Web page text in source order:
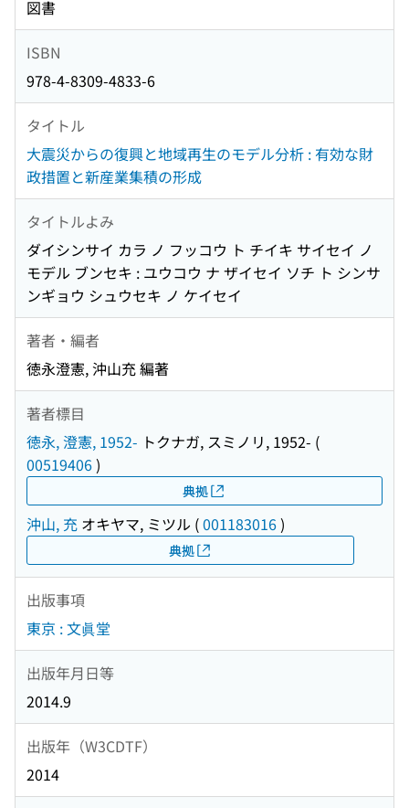
図書
ISBN
978-4-8309-4833-6
タイトル
大震災からの復興と地域再生のモデル分析 : 有効な財
政措置と新産業集積の形成
タイトルよみ
ダイシンサイ カラ ノ フッコウ ト チイキ サイセイ ノ
モデル ブンセキ : ユウコウ ナ ザイセイ ソチ ト シンサ
ンギョウ シュウセキ ノ ケイセイ
著者・編者
徳永澄憲, 沖山充 編著
著者標目
徳永, 澄憲, 1952- トクナガ, スミノリ, 1952- (
00519406)
典拠
沖山, 充 オキヤマ, ミツル (001183016)
典拠
出版事項
東京 : 文眞堂
出版年月日等
2014.9
出版年（W3CDTF）
2014